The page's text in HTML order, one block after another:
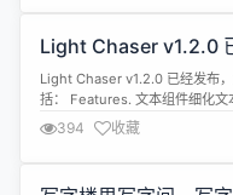
Light Chaser v1.2.0
器
Light Chaser v1.2.0 已经发布
括： Features. 文本组件细化文
齐设置。数字翻牌器支持对齐
德地图key） 支持自定义
支持项目导出、导入功能（json
394 收藏